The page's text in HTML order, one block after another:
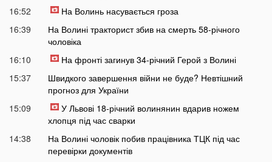
16:52
На Волинь насувається гроза
16:39
На Волині тракторист збив на смерть 58-річного
чоловіка
16:10
На фронті загинув 34-річний Герой з Волині
15:37
Швидкого завершення війни не буде? Невтішний
прогноз для України
15:09
У Львові 18-річний волинянин вдарив ножем
хлопця під час сварки
14:38
На Волині чоловік побив працівника ТЦК під час
перевірки документів